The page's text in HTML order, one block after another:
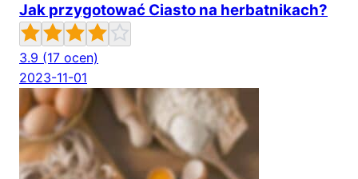
Jak przygotować Ciasto na herbatnikach?
3.9 (17 ocen)
2023-11-01